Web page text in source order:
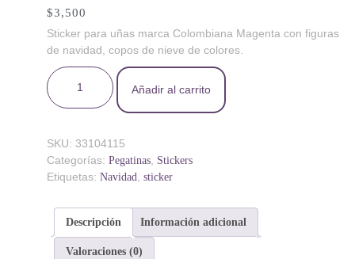
$3,500
Sticker para uñas marca Colombiana Magenta con figuras
de navidad, copos de nieve de colores.
Sticker N015 Copitos de colores cantidad
Añadir al carrito
SKU: 33104115
Categorías: Pegatinas, Stickers
Etiquetas: Navidad, sticker
Descripción Información adicional
Valoraciones (0)